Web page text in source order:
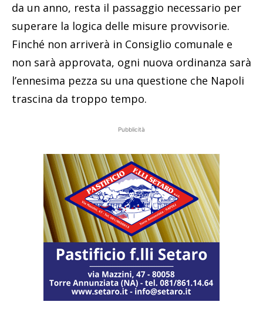
da un anno, resta il passaggio necessario per
superare la logica delle misure provvisorie.
Finché non arriverà in Consiglio comunale e
non sarà approvata, ogni nuova ordinanza sarà
l’ennesima pezza su una questione che Napoli
trascina da troppo tempo.
Pubblicità